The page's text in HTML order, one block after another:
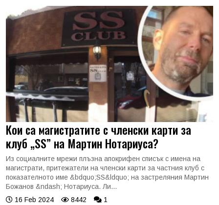
Кои са магистратите с членски карти за
клуб „SS” на Мартин Нотариуса?
Из социалните мрежи плъзна апокрифен списък с имена на
магистрати, притежатели на членски карти за частния клуб с
показателното име &bdquo;SS&ldquo; на застреляния Мартин
Божанов &ndash; Нотариуса. Ли...
16 Feb 2024
8442 1